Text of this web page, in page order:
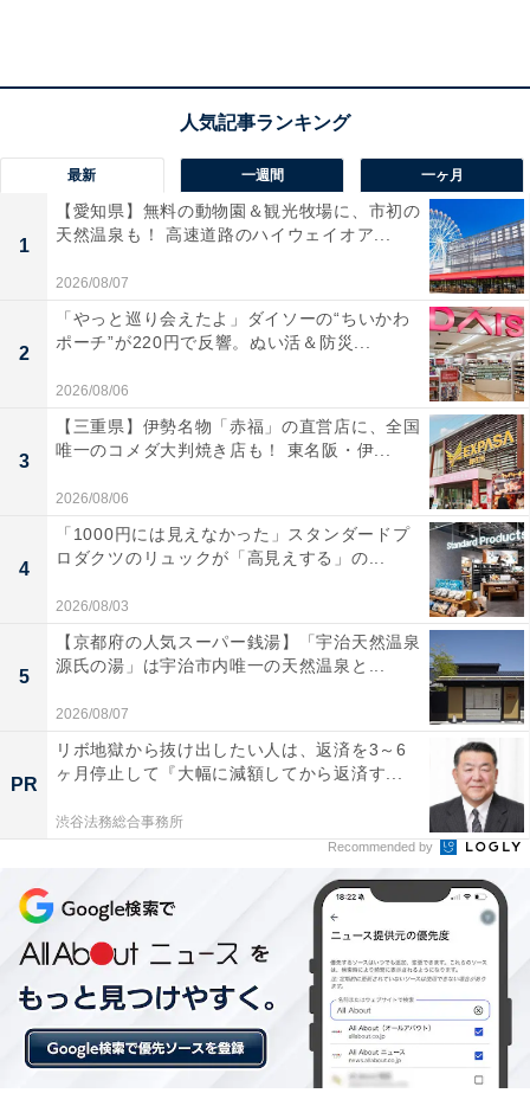
カルディの和の食材を担当している「もへじ」のスイー
ないので、油っぽさはありません。そして小豆がトッピ
ングされていて、抹茶の味もしっかりします。
小豆がトッピング（筆者撮影）
けっこうしっとりしている（筆者撮影）
最新 一週間 一ヶ月
1
【愛知県】無料の動物園＆観光牧場に、市初の
天然温泉も！ 高速道路のハイウェイオア...
2026/08/07
2
「やっと巡り会えたよ」ダイソーの“ちいかわ
ポーチ”が220円で反響。ぬい活＆防災...
2026/08/06
3
【三重県】伊勢名物「赤福」の直営店に、全国
唯一のコメダ大判焼き店も！ 東名阪・伊...
2026/08/06
4
「1000円には見えなかった」スタンダードプ
ロダクツのリュックが「高見えする」の...
2026/08/03
5
【京都府の人気スーパー銭湯】「宇治天然温泉
源氏の湯」は宇治市内唯一の天然温泉と...
2026/08/07
PR
リボ地獄から抜け出したい人は、返済を3～6
ヶ月停止して『大幅に減額してから返済す...
渋谷法務総合事務所
Recommended by